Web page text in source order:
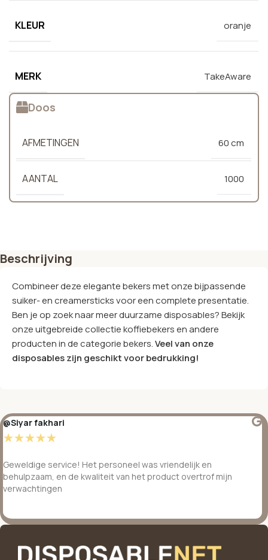
KLEUR oranje
MERK TakeAware
Doos
AFMETINGEN 60 cm
AANTAL 1000
Beschrijving
Combineer deze elegante bekers met onze bijpassende
suiker- en creamersticks voor een complete presentatie.
Ben je op zoek naar meer duurzame disposables? Bekijk
onze uitgebreide collectie koffiebekers en andere
producten in de categorie bekers.Veel van onze
disposables zijn geschikt voor bedrukking!
@Siyar fakhari
☆☆☆☆☆
Geweldige service! Het personeel was vriendelijk en
behulpzaam, en de kwaliteit van het product overtrof mijn
verwachtingen